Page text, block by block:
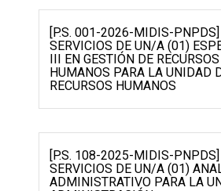
[P.S. 001-2026-MIDIS-
SERVICIOS DE UN/A (01)
III EN GESTIÓN DE RECURSOS
HUMANOS PARA LA UNIDAD
RECURSOS HUMANOS
[P.S. 108-2025-MIDIS-
SERVICIOS DE UN/A (01)
ADMINISTRATIVO PARA LA